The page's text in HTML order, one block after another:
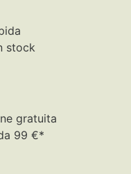
stock
gratuita
99 €*